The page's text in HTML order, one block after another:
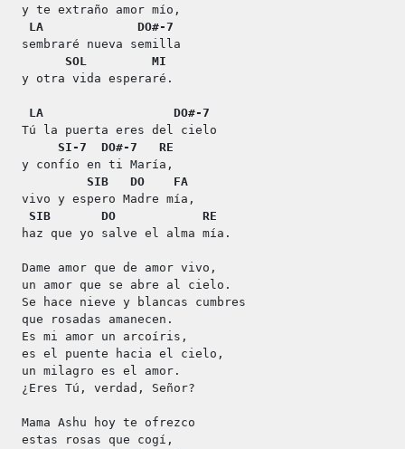
y te extraño amor mío,
LA
DO#-7
sembraré nueva semilla
SOL
MI
y otra vida esperaré.
LA
DO#-7
Tú la puerta eres del cielo
SI-7
DO#-7
RE
y confío en ti María,
SIB
DO
FA
vivo y espero Madre mía,
SIB
DO
RE
haz que yo salve el alma mía.
Dame amor que de amor vivo,
un amor que se abre al cielo.
Se hace nieve y blancas cumbres
que rosadas amanecen.
Es mi amor un arcoíris,
es el puente hacia el cielo,
un milagro es el amor.
¿Eres Tú, verdad, Señor?
Mama Ashu hoy te ofrezco
estas rosas que cogí,